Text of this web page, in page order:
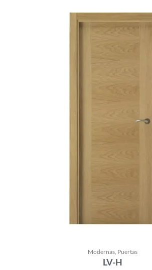
Modernas, Puertas
LV-H